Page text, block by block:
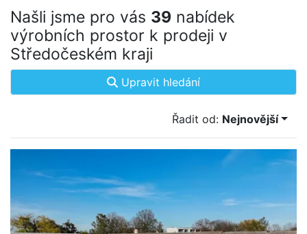
Našli jsme pro vás 39 nabídek
výrobních prostor k prodeji v
Středočeském kraji
Upravit hledání
Řadit od: Nejnovější